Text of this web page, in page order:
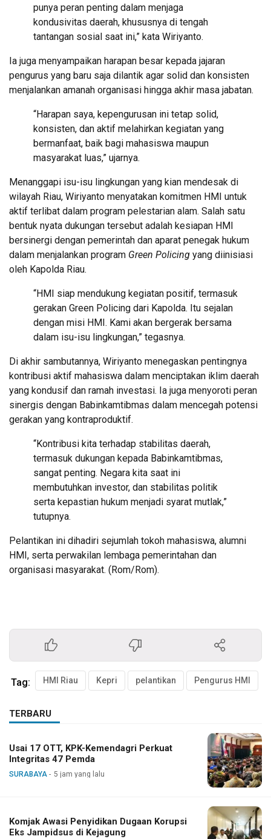
punya peran penting dalam menjaga
kondusivitas daerah, khususnya di tengah
tantangan sosial saat ini,” kata Wiriyanto.
Ia juga menyampaikan harapan besar kepada jajaran
pengurus yang baru saja dilantik agar solid dan konsisten
menjalankan amanah organisasi hingga akhir masa jabatan.
“Harapan saya, kepengurusan ini tetap solid,
konsisten, dan aktif melahirkan kegiatan yang
bermanfaat, baik bagi mahasiswa maupun
masyarakat luas,” ujarnya.
Menanggapi isu-isu lingkungan yang kian mendesak di
wilayah Riau, Wiriyanto menyatakan komitmen HMI untuk
aktif terlibat dalam program pelestarian alam. Salah satu
bentuk nyata dukungan tersebut adalah kesiapan HMI
bersinergi dengan pemerintah dan aparat penegak hukum
dalam menjalankan program Green Policing yang diinisiasi
oleh Kapolda Riau.
“HMI siap mendukung kegiatan positif, termasuk
gerakan Green Policing dari Kapolda. Itu sejalan
dengan misi HMI. Kami akan bergerak bersama
dalam isu-isu lingkungan,” tegasnya.
Di akhir sambutannya, Wiriyanto menegaskan pentingnya
kontribusi aktif mahasiswa dalam menciptakan iklim daerah
yang kondusif dan ramah investasi. Ia juga menyoroti peran
sinergis dengan Babinkamtibmas dalam mencegah potensi
gerakan yang kontraproduktif.
“Kontribusi kita terhadap stabilitas daerah,
termasuk dukungan kepada Babinkamtibmas,
sangat penting. Negara kita saat ini
membutuhkan investor, dan stabilitas politik
serta kepastian hukum menjadi syarat mutlak,”
tutupnya.
Pelantikan ini dihadiri sejumlah tokoh mahasiswa, alumni
HMI, serta perwakilan lembaga pemerintahan dan
organisasi masyarakat. (Rom/Rom).
Tag: HMI Riau Kepri pelantikan Pengurus HMI
TERBARU
Usai 17 OTT, KPK-Kemendagri Perkuat
Integritas 47 Pemda
SURABAYA 5 jam yang lalu
Komjak Awasi Penyidikan Dugaan Korupsi
Eks Jampidsus di Kejagung